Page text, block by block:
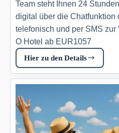
Team steht Ihnen 24
digital über die Chatfunktion
telefonisch und per SMS zur
O Hotel ab EUR1057
Hier zu den Details
Myconian
O
Tui.com
DE